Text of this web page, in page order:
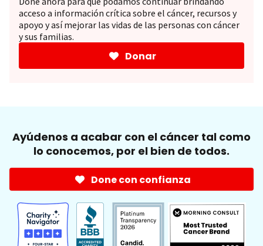
acceso a información crítica sobre el cáncer, recursos y
apoyo y así mejorar las vidas de las personas con cáncer
y sus familias.
Donar
Ayúdenos a acabar con el cáncer tal como
lo conocemos, por el bien de todos.
Done con confianza